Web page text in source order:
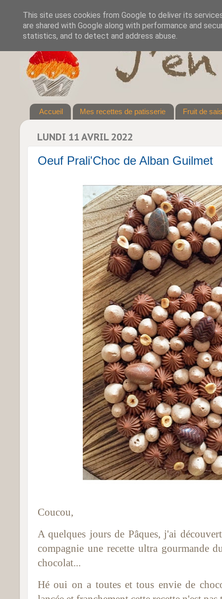
Accueil Mes recettes de patisserie Fruit de
LUNDI 11 AVRIL 2022
Oeuf Prali'Choc de Alban Guilmet
Coucou,
A quelques jours de Pâques, j'ai
compagnie une recette ultra gourmande
chocolat...
Hé oui on a toutes et tous envie de
This site uses cookies from Google to deliver its
are shared with Google along with performance and
statistics, and to detect and address abuse.